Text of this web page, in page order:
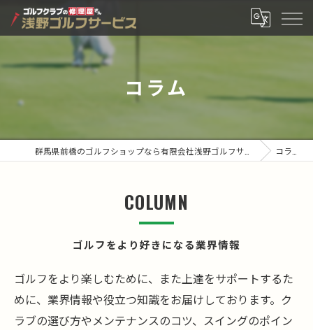
コラム
コラム
COLUMN
ゴルフをより好きになる業界情報
ゴルフをより楽しむために、また上達をサポートするた
めに、業界情報や役立つ知識をお届けしております。ク
ラブの選び方やメンテナンスのコツ、スイングのポイン